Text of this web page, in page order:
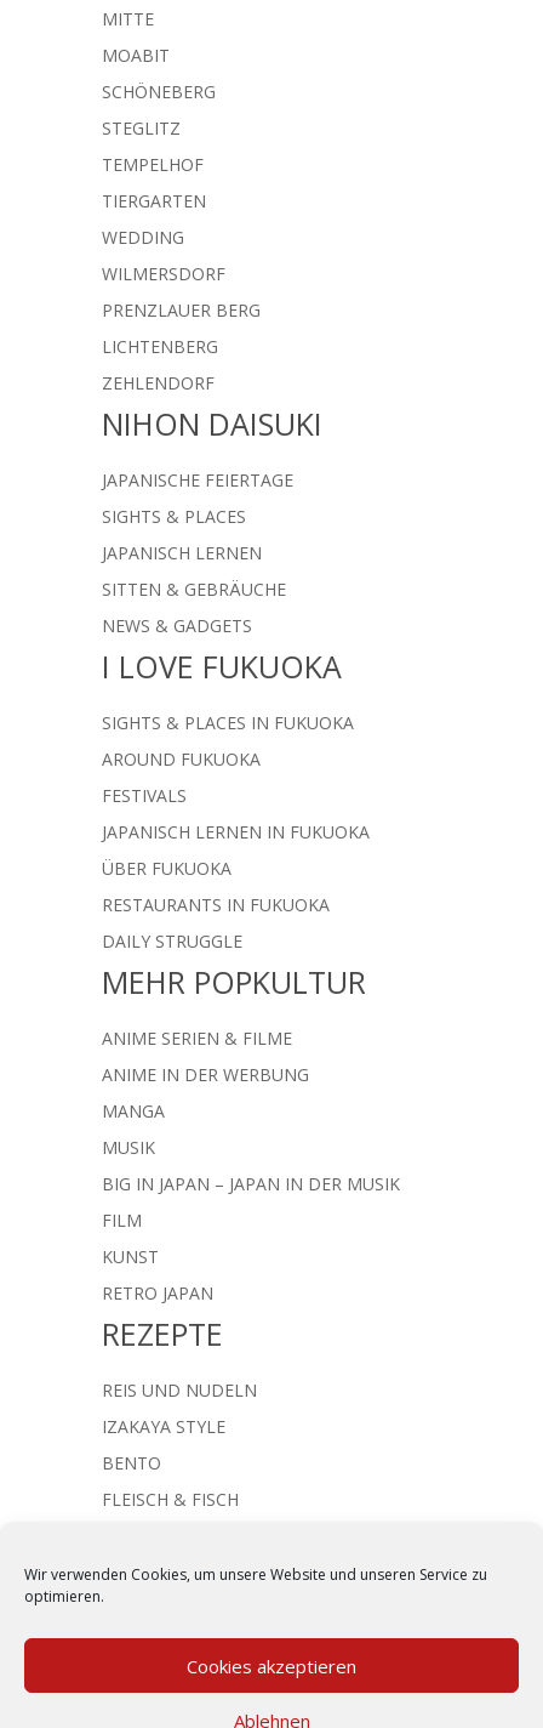
Wir verwenden Cookies, um unsere Website und unseren Service zu
optimieren.
Cookies akzeptieren
Ablehnen
MITTE
MOABIT
SCHÖNEBERG
STEGLITZ
TEMPELHOF
TIERGARTEN
WEDDING
WILMERSDORF
PRENZLAUER BERG
LICHTENBERG
ZEHLENDORF
NIHON DAISUKI
JAPANISCHE FEIERTAGE
SIGHTS & PLACES
JAPANISCH LERNEN
SITTEN & GEBRÄUCHE
NEWS & GADGETS
I LOVE FUKUOKA
SIGHTS & PLACES IN FUKUOKA
AROUND FUKUOKA
FESTIVALS
JAPANISCH LERNEN IN FUKUOKA
ÜBER FUKUOKA
RESTAURANTS IN FUKUOKA
DAILY STRUGGLE
MEHR POPKULTUR
ANIME SERIEN & FILME
ANIME IN DER WERBUNG
MANGA
MUSIK
BIG IN JAPAN – JAPAN IN DER MUSIK
FILM
KUNST
RETRO JAPAN
REZEPTE
REIS UND NUDELN
IZAKAYA STYLE
BENTO
FLEISCH & FISCH
NACHTISCH & SÜSSES
Kommentar absenden